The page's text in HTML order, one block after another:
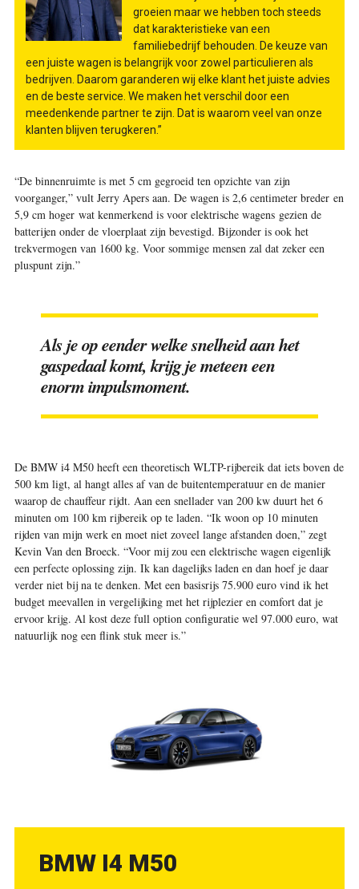
groeien maar we hebben toch steeds
dat karakteristieke van een
familiebedrijf behouden. De keuze van
een juiste wagen is belangrijk voor zowel particulieren als
bedrijven. Daarom garanderen wij elke klant het juiste advies
en de beste service. We maken het verschil door een
meedenkende partner te zijn. Dat is waarom veel van onze
klanten blijven terugkeren.”
“De binnenruimte is met 5 cm gegroeid ten opzichte van zijn
voorganger,” vult Jerry Apers aan. De wagen is 2,6 centimeter breder en
5,9 cm hoger wat ken­merkend is voor elektrische wagens gezien de
batterijen onder de vloerplaat zijn bevestigd. Bijzonder is ook het
trekvermogen van 1600 kg. Voor sommige mensen zal dat zeker een
pluspunt zijn.”
Als je op eender welke snelheid aan het
gaspedaal komt, krijg je meteen een
enorm impulsmoment.
De BMW i4 M50 heeft een theoretisch WLTP-rijbereik dat iets boven de
500 km ligt, al hangt alles af van de buitentemperatuur en de manier
waarop de chauffeur rijdt. Aan een snellader van 200 kw duurt het 6
minuten om 100 km rijbereik op te laden. “Ik woon op 10 minuten
rijden van mijn werk en moet niet zoveel lange afstanden doen,” zegt
Kevin Van den Broeck. “Voor mij zou een elektrische wagen eigenlijk
een perfecte oplossing zijn. Ik kan dagelijks laden en dan hoef je daar
verder niet bij na te denken. Met een basisrijs 75.900 euro vind ik het
budget meevallen in vergelijking met het rijplezier en comfort dat je
ervoor krijg. Al kost deze full option configuratie wel 97.000 euro, wat
natuurlijk nog een flink stuk meer is.”
BMW I4 M50